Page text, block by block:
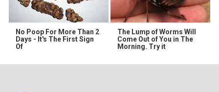
No Poop For More Than 2
Days - It's The First Sign
Of
The Lump of Worms Will
Come Out of You in The
Morning. Try it